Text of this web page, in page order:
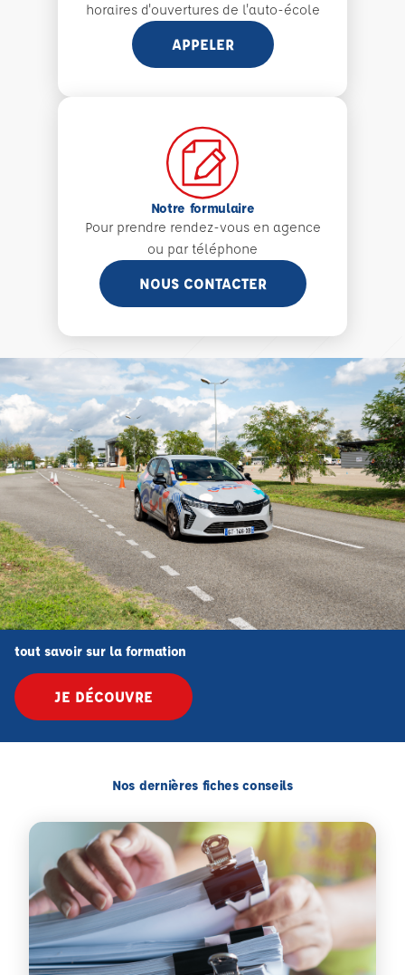
horaires d'ouvertures de l'auto-école
APPELER
Notre formulaire
Pour prendre rendez-vous en agence
ou par téléphone
NOUS CONTACTER
tout savoir sur la formation
JE DÉCOUVRE
Nos dernières fiches conseils